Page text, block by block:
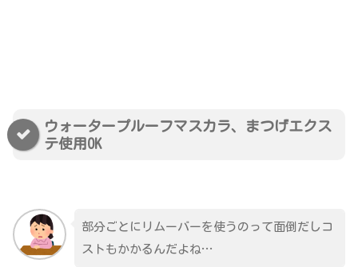
ウォータープルーフマスカラ、まつげエクス
テ使用OK
部分ごとにリムーバーを使うのって面倒だしコ
ストもかかるんだよね…